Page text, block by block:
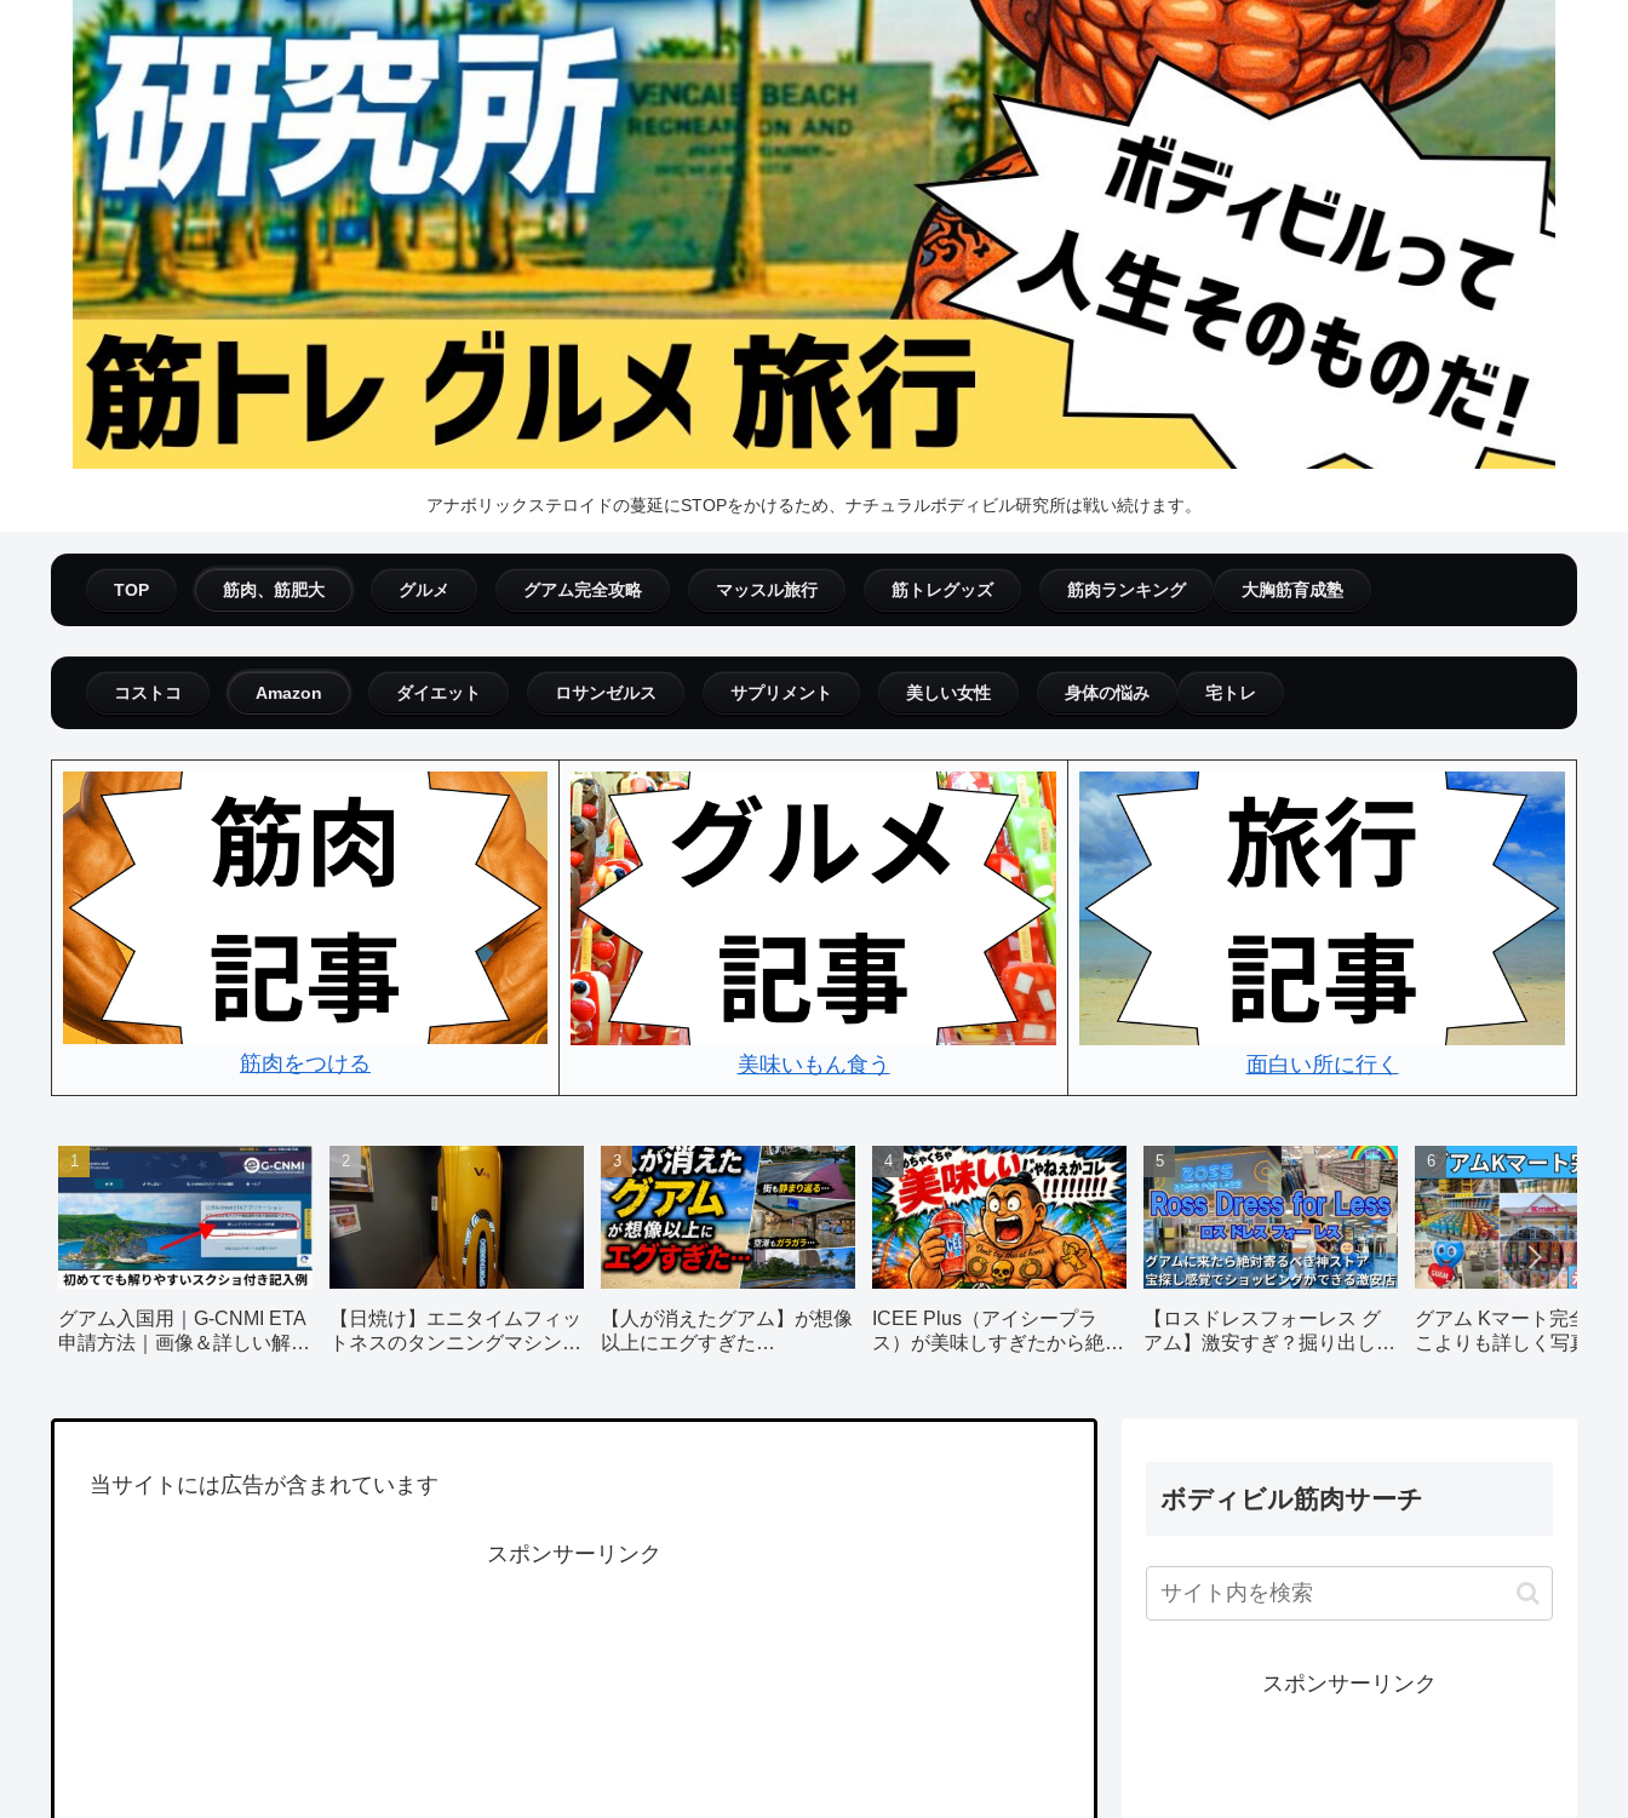
アナボリックステロイドの蔓延にSTOPをかけるため、ナチュラルボディビル研究所は戦い続けます。
TOP 筋肉、筋肥大 グルメ グアム完全攻略 マッスル旅行 筋トレグッズ 筋肉ランキング 大胸筋育成塾
コストコ Amazon ダイエット ロサンゼルス サプリメント 美しい女性 身体の悩み 宅トレ
筋肉をつける 美味いもん食う 面白い所に行く
グアム入国用｜G-CNMI ETA
申請方法｜画像＆詳しい解説
【日焼け】エニタイムフィッ
トネスのタンニングマシン使
【人が消えたグアム】が想像
以上にエグすぎた…
ICEE Plus（アイシープラ
ス）が美味しすぎたから絶対
【ロスドレスフォーレス グ
アム】激安すぎ？掘り出し物
グアム Kマート完全攻
こよりも詳しく写真て
当サイトには広告が含まれています
スポンサーリンク
ボディビル筋肉サーチ
スポンサーリンク